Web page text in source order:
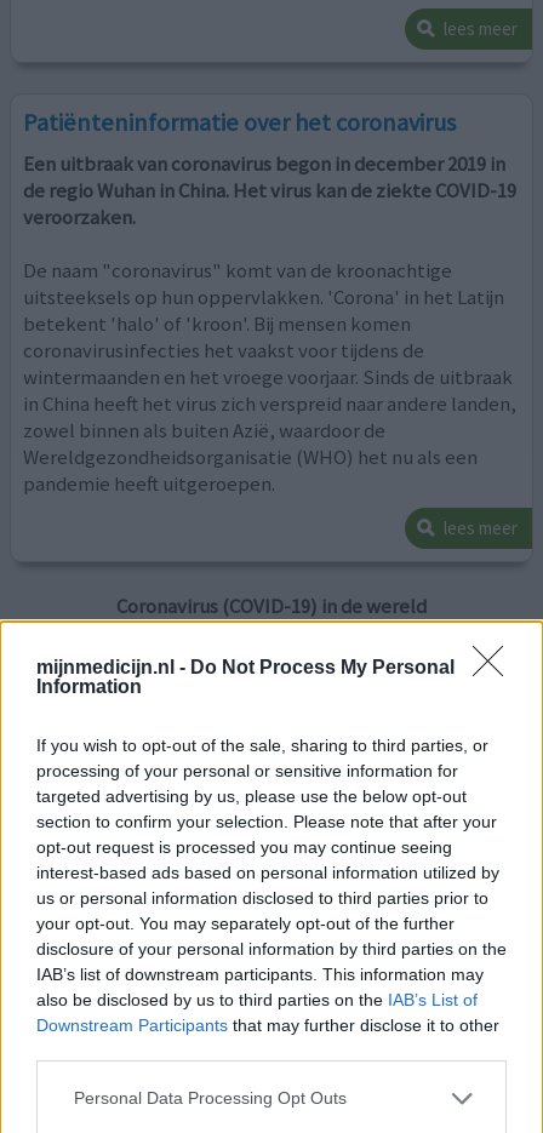
mijnmedicijn.nl - Do Not Process My Personal
Information
If you wish to opt-out of the sale, sharing to third parties, or
processing of your personal or sensitive information for
targeted advertising by us, please use the below opt-out
section to confirm your selection. Please note that after your
opt-out request is processed you may continue seeing
interest-based ads based on personal information utilized by
us or personal information disclosed to third parties prior to
your opt-out. You may separately opt-out of the further
disclosure of your personal information by third parties on the
IAB’s list of downstream participants. This information may
also be disclosed by us to third parties on the IAB’s List of
Downstream Participants that may further disclose it to other
Personal Data Processing Opt Outs
lees meer
Patiënteninformatie over het coronavirus
Een uitbraak van coronavirus begon in december 2019 in
de regio Wuhan in China. Het virus kan de ziekte COVID-19
veroorzaken.
De naam "coronavirus" komt van de kroonachtige
uitsteeksels op hun oppervlakken. 'Corona' in het Latijn
betekent 'halo' of 'kroon'. Bij mensen komen
coronavirusinfecties het vaakst voor tijdens de
wintermaanden en het vroege voorjaar. Sinds de uitbraak
in China heeft het virus zich verspreid naar andere landen,
zowel binnen als buiten Azië, waardoor de
Wereldgezondheidsorganisatie (WHO) het nu als een
pandemie heeft uitgeroepen.
lees meer
Coronavirus (COVID-19) in de wereld
Klik om de interactieve kaart te bekijken
Sorteer op
geslacht
leeftijd ziektelast
1 2 3 4 5 6 7
8
12